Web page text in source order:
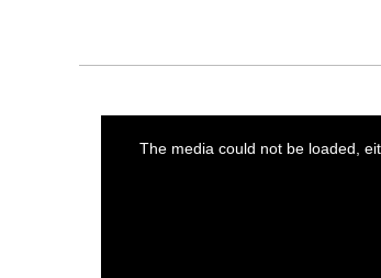
The media could not be loaded,